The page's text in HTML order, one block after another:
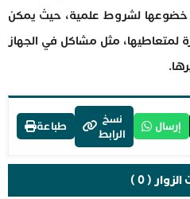
خضوعها لشروط علمية، حيث يمكن
مثل مشاكل في الجهاز
إرسال
نسخ
الرابط
طباعة
( 0 )